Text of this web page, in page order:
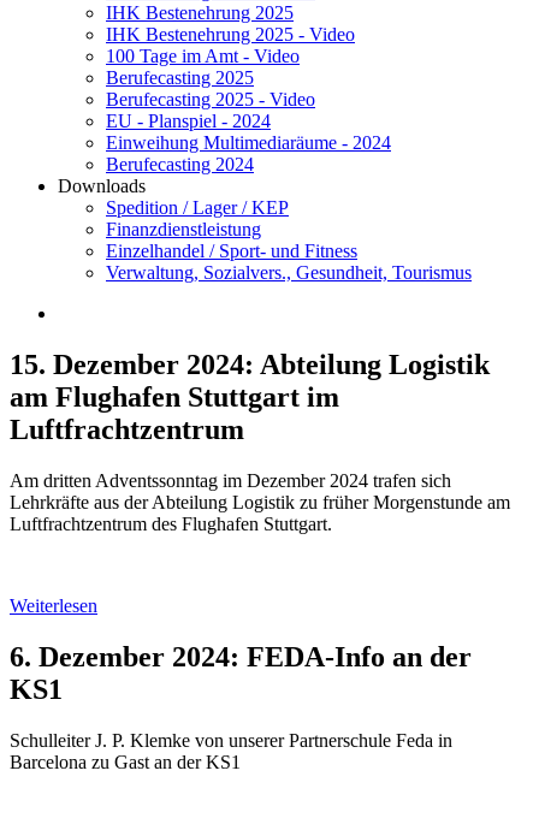
IHK Bestenehrung 2025
IHK Bestenehrung 2025 - Video
100 Tage im Amt - Video
Berufecasting 2025
Berufecasting 2025 - Video
EU - Planspiel - 2024
Einweihung Multimediaräume - 2024
Berufecasting 2024
Downloads
Spedition / Lager / KEP
Finanzdienstleistung
Einzelhandel / Sport- und Fitness
Verwaltung, Sozialvers., Gesundheit, Tourismus
15. Dezember 2024: Abteilung Logistik
am Flughafen Stuttgart im
Luftfrachtzentrum
Am dritten Adventssonntag im Dezember 2024 trafen sich
Lehrkräfte aus der Abteilung Logistik zu früher Morgenstunde am
Luftfrachtzentrum des Flughafen Stuttgart.
Weiterlesen
6. Dezember 2024: FEDA-Info an der
KS1
Schulleiter J. P. Klemke von unserer Partnerschule Feda in
Barcelona zu Gast an der KS1